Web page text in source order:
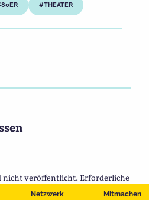
Netzwerk Mitmachen
80ER THEATER
nicht veröffentlicht. Erforderliche